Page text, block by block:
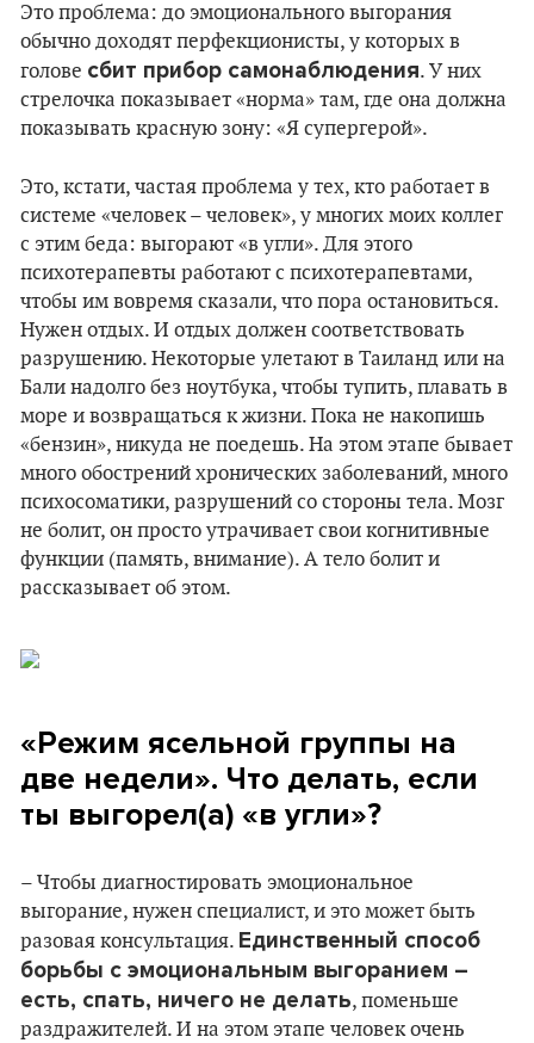
Это проблема: до эмоционального выгорания
обычно доходят перфекционисты, у которых в
голове сбит прибор самонаблюдения. У них
стрелочка показывает «норма» там, где она должна
показывать красную зону: «Я супергерой».
Это, кстати, частая проблема у тех, кто работает в
системе «человек – человек», у многих моих коллег
с этим беда: выгорают «в угли». Для этого
психотерапевты работают с психотерапевтами,
чтобы им вовремя сказали, что пора остановиться.
Нужен отдых. И отдых должен соответствовать
разрушению. Некоторые улетают в Таиланд или на
Бали надолго без ноутбука, чтобы тупить, плавать в
море и возвращаться к жизни. Пока не накопишь
«бензин», никуда не поедешь. На этом этапе бывает
много обострений хронических заболеваний, много
психосоматики, разрушений со стороны тела. Мозг
не болит, он просто утрачивает свои когнитивные
функции (память, внимание). А тело болит и
рассказывает об этом.
«Режим ясельной группы на
две недели». Что делать, если
ты выгорел(а) «в угли»?
– Чтобы диагностировать эмоциональное
выгорание, нужен специалист, и это может быть
разовая консультация. Единственный способ
борьбы с эмоциональным выгоранием –
есть, спать, ничего не делать, поменьше
раздражителей. И на этом этапе человек очень